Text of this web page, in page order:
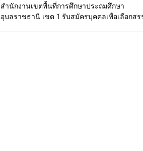
สำนักงานเขตพื้นที่การศึกษาประถมศึกษา
อุบลราชธานี เขต 1 รับสมัครบุคคลเพื่อเลือกสร